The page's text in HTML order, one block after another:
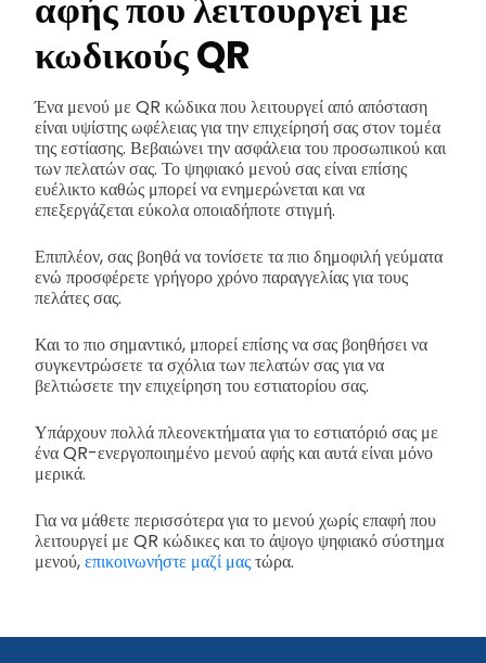
κωδικούς QR
Ένα μενού με QR κώδικα που λειτουργεί από απόσταση
είναι υψίστης ωφέλειας για την επιχείρησή σας στον τομέα
της εστίασης. Βεβαιώνει την ασφάλεια του προσωπικού και
των πελατών σας. Το ψηφιακό μενού σας είναι επίσης
ευέλικτο καθώς μπορεί να ενημερώνεται και να
επεξεργάζεται εύκολα οποιαδήποτε στιγμή.
Επιπλέον, σας βοηθά να τονίσετε τα πιο δημοφιλή γεύματα
ενώ προσφέρετε γρήγορο χρόνο παραγγελίας για τους
πελάτες σας.
Και το πιο σημαντικό, μπορεί επίσης να σας βοηθήσει να
συγκεντρώσετε τα σχόλια των πελατών σας για να
βελτιώσετε την επιχείρηση του εστιατορίου σας.
Υπάρχουν πολλά πλεονεκτήματα για το εστιατόριό σας με
ένα QR-ενεργοποιημένο μενού αφής και αυτά είναι μόνο
μερικά.
Για να μάθετε περισσότερα για το μενού χωρίς επαφή που
λειτουργεί με QR κώδικες και το άψογο ψηφιακό σύστημα
μενού,επικοινωνήστε μαζί μαςτώρα.